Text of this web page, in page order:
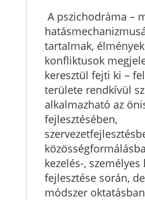
A pszichodráma –
tartalmak,
konfliktusok
keresztül fejti ki –
területe rendkívül
alkalmazható az
fejlesztésében,
kezelés-,
fejlesztése során,
módszer